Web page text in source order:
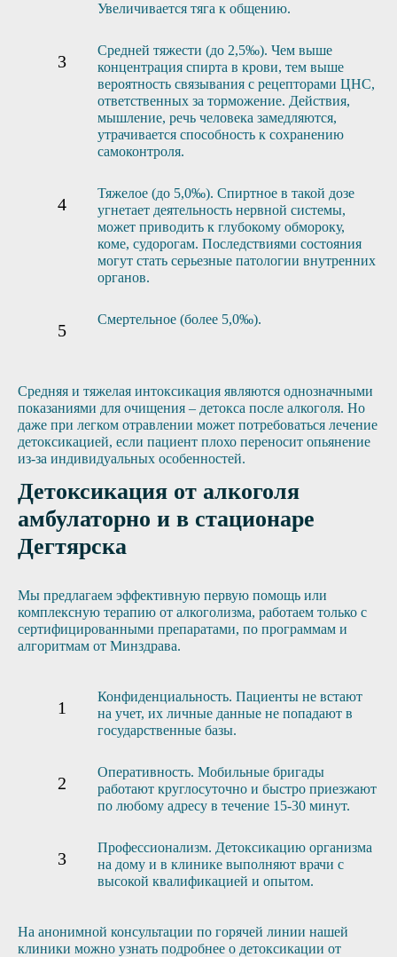
Увеличивается тяга к общению.
Средней тяжести (до 2,5‰). Чем выше
концентрация спирта в крови, тем выше
вероятность связывания с рецепторами ЦНС,
ответственных за торможение. Действия,
мышление, речь человека замедляются,
утрачивается способность к сохранению
самоконтроля.
Тяжелое (до 5,0‰). Спиртное в такой дозе
угнетает деятельность нервной системы,
может приводить к глубокому обмороку,
коме, судорогам. Последствиями состояния
могут стать серьезные патологии внутренних
органов.
Смертельное (более 5,0‰).
Средняя и тяжелая интоксикация являются однозначными
показаниями для очищения – детокса после алкоголя. Но
даже при легком отравлении может потребоваться лечение
детоксикацией, если пациент плохо переносит опьянение
из-за индивидуальных особенностей.
Детоксикация от алкоголя
амбулаторно и в стационаре
Дегтярска
Мы предлагаем эффективную первую помощь или
комплексную терапию от алкоголизма, работаем только с
сертифицированными препаратами, по программам и
алгоритмам от Минздрава.
Конфиденциальность. Пациенты не встают
на учет, их личные данные не попадают в
государственные базы.
Оперативность. Мобильные бригады
работают круглосуточно и быстро приезжают
по любому адресу в течение 15-30 минут.
Профессионализм. Детоксикацию организма
на дому и в клинике выполняют врачи с
высокой квалификацией и опытом.
На анонимной консультации по горячей линии нашей
клиники можно узнать подробнее о детоксикации от